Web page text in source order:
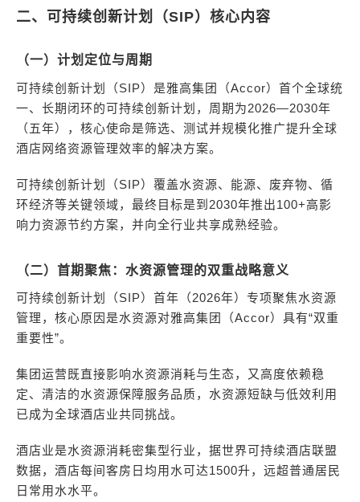
二、可持续创新计划（SIP）核心内容
（一）计划定位与周期
可持续创新计划（SIP）是雅高集团（Accor）首个全球统
一、长期闭环的可持续创新计划，周期为2026—2030年
（五年），核心使命是筛选、测试并规模化推广提升全球
酒店网络资源管理效率的解决方案。
可持续创新计划（SIP）覆盖水资源、能源、废弃物、循
环经济等关键领域，最终目标是到2030年推出100+高影
响力资源节约方案，并向全行业共享成熟经验。
（二）首期聚焦：水资源管理的双重战略意义
可持续创新计划（SIP）首年（2026年）专项聚焦水资源
管理，核心原因是水资源对雅高集团（Accor）具有“双重
重要性”。
集团运营既直接影响水资源消耗与生态，又高度依赖稳
定、清洁的水资源保障服务品质，水资源短缺与低效利用
已成为全球酒店业共同挑战。
酒店业是水资源消耗密集型行业，据世界可持续酒店联盟
数据，酒店每间客房日均用水可达1500升，远超普通居民
日常用水水平。